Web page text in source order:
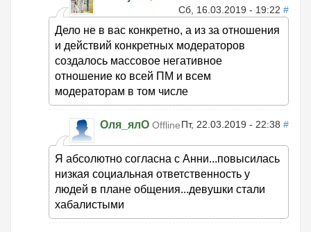
Сб, 16.03.2019 - 19:22 #
Дело не в вас конкретно, а из за отношения
и действий конкретных модераторов
создалось массовое негативное
отношение ко всей ПМ и всем
модераторам в том числе
Оля_ялО Offline Пт, 22.03.2019 - 22:38 #
Я абсолютно согласна с Анни...повысилась
низкая социальная ответственность у
людей в плане общения...девушки стали
хабалистыми